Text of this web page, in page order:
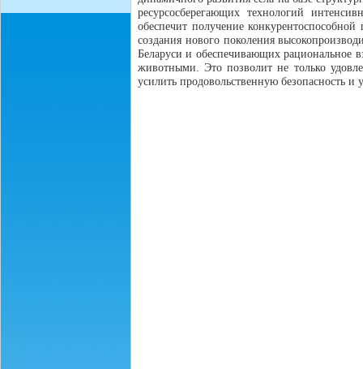
ресурсосберегающих технологий
обеспечит получение
создания нового поколения
Беларуси и обеспечивающих рациональное
животными. Это позволит не только
усилить продовольственную безопасность и